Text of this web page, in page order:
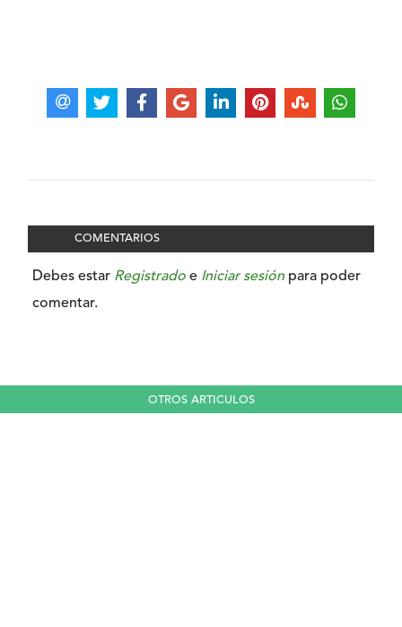
COMENTARIOS
Debes estar Registrado e Iniciar sesión para poder
comentar.
OTROS ARTICULOS